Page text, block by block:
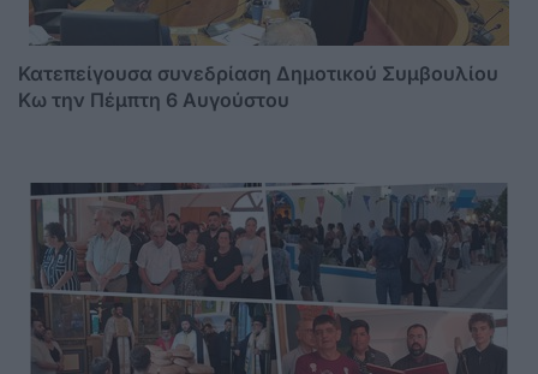
Κατεπείγουσα συνεδρίαση Δημοτικού Συμβουλίου
Κω την Πέμπτη 6 Αυγούστου